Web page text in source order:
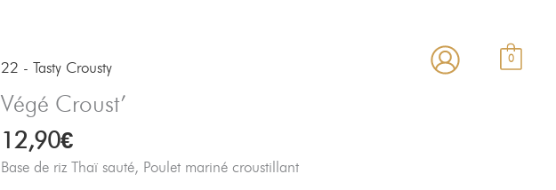
0
22 - Tasty Crousty
Végé Croust’
12,90€
Base de riz Thaï sauté, Poulet mariné croustillant